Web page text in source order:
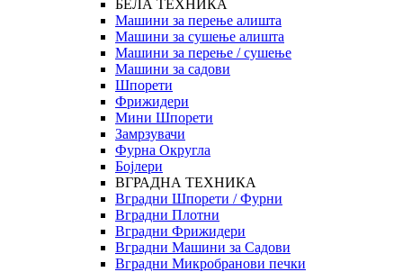
БЕЛА ТЕХНИКА
Машини за перење алишта
Машини за сушење алишта
Машини за перење / сушење
Машини за садови
Шпорети
Фрижидери
Мини Шпорети
Замрзувачи
Фурна Округла
Бојлери
ВГРАДНА ТЕХНИКА
Вградни Шпорети / Фурни
Вградни Плотни
Вградни Фрижидери
Вградни Машини за Садови
Вградни Микробранови печки